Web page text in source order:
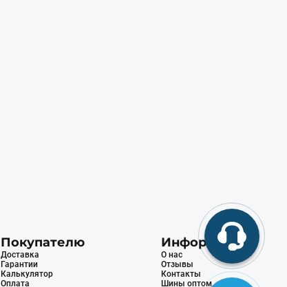
Покупателю
Доставка
Гарантии
Калькулятор
Оплата
Информация
О нас
Отзывы
Контакты
Шины оптом